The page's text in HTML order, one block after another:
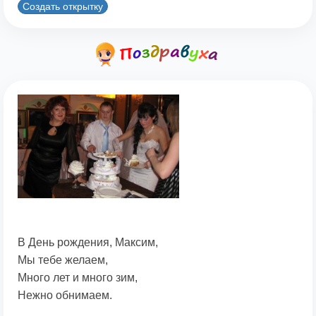
Создать открытку
В День рождения, Максим,
Мы тебе желаем,
Много лет и много зим,
Нежно обнимаем.